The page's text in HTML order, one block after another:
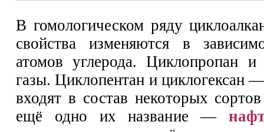
В гомологическом ряду
свойства изменяются в
атомов углерода. Циклопропан
газы. Циклопентан и циклогексан
входят в состав некоторых
ещё одно их название —